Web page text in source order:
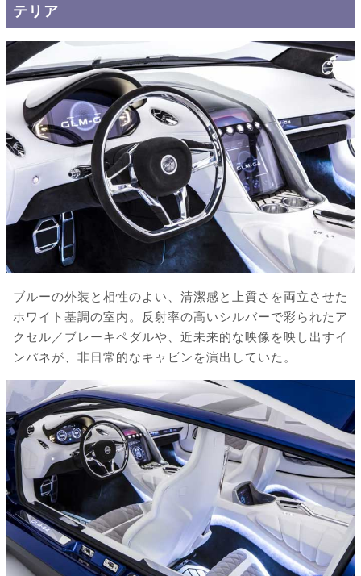
テリア
ブルーの外装と相性のよい、清潔感と上質さを両立させた
ホワイト基調の室内。反射率の高いシルバーで彩られたア
クセル／ブレーキペダルや、近未来的な映像を映し出すイ
ンパネが、非日常的なキャビンを演出していた。